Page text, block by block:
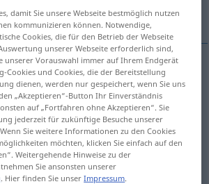
Hut
in Kenntnis (von ODGEN )
damit Sie unsere Webseite bestmöglich nutzen
kommunizieren können. Notwendige,
Cookies, die für den Betrieb der Webseite
unserer Webseite erforderlich sind,
unserer Vorauswahl immer auf Ihrem Endgerät
Cookies und Cookies, die der Bereitstellung
dienen, werden nur gespeichert, wenn Sie uns
„Akzeptieren“-Button Ihr Einverständnis
auf „Fortfahren ohne Akzeptieren“. Sie
jederzeit für zukünftige Besuche unserer
Sie weitere Informationen zu den Cookies
möchten, klicken Sie einfach auf den
Weitergehende Hinweise zu der
Sie ansonsten unserer
. Hier finden Sie unserImpressum.